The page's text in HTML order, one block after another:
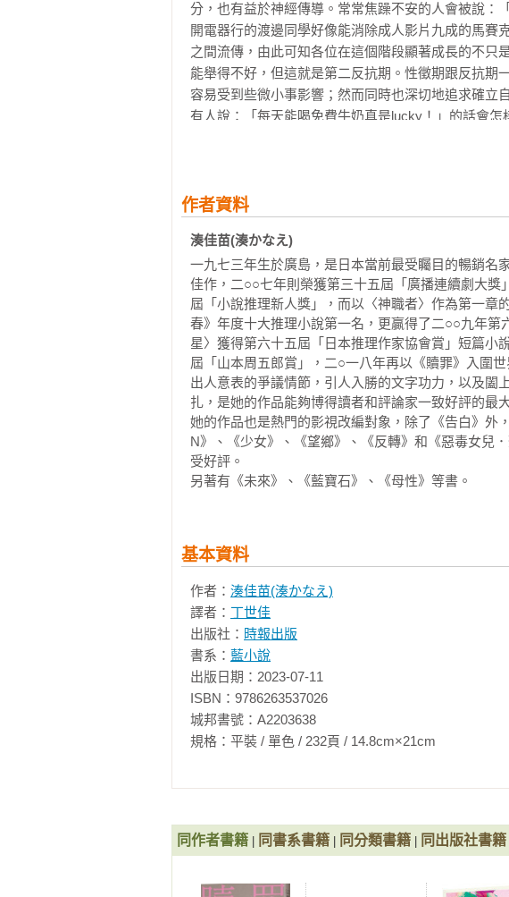
分，也有益於神經傳導。常常焦躁不安的人會被說：
開電器行的渡邊同學好像能消除成人影片九成的馬賽
之間流傳，由此可知各位在這個階段顯著成長的不只
能舉得不好，但這就是第二反抗期。性徵期跟反抗期
容易受到些微小事影響；然而同時也深切地追求確立
有人說：「每天能喝免費牛奶真是lucky！」的話會
個，或許你們一時之間腦子還轉不過來。雖然如此
牛奶的話題先放在一邊，我這個月就辭職了。「要去
們。「辭職是因為那件事嗎？」是的。最後我有些話
＊
到了辭職的關頭，反而再度思考「老師」到底是什麼
之所以當老師，並不是因為有改變我人生的恩師之類
都說女孩子念什麼書，不要升學算了。但是我喜歡念
了。我覺得應該不是因為成績好，而是家境比我想像
修喜歡的化學，一面在補習班打工當講師。有些大人
我看來，讓爸媽低頭求你升學，真是太幸福了。大四
究，但想有份安定生活的心情還是佔了上風。而且如
是我毫不遲疑地參加了教師資格考試。「這動機不純
決心要做的話就要把教師的工作全做好。藉口說找不
呢？」因為我認為既然要進入教育界，就要挑戰義務
關注無處可逃的孩子們。當時我有那種志向。我也有
田中同學、小川同學，這可不是笑點。
成為中學教師整八年，最初算是摸索學習吧，在城裡
附近氣氛悠閒的這所Ｓ中學教了四年，實際執了七年教
「那所Ｍ中學？」正是。最近常常上電視的櫻宮正義
啊。「妳認識他嗎？」姑且算認識吧，一起工作了三
這樣的熱血教師，所以你們對他的了解八成比我還清
下？」好吧，我沒什麼興趣所以就簡單說說。櫻宮老
年級的時候因為讓導師受傷而被退學。後來浪跡海外
子，就算不是本校的學生也都會上前勸說：「不要糟
麼熱心所以得到了「勸世鮮師」這個綽號，上電視啊
說？」去年年底，才三十三歲的他被醫生告知只剩下
作者資料
湊佳苗(湊かなえ)
一九七三年生於廣島，是日本當前最受矚目的暢銷名
佳作，二○○七年則榮獲第三十五屆「廣播連續劇大
屆「小說推理新人獎」，而以〈神職者〉作為第一章
春》年度十大推理小說第一名，更贏得了二○○九年第
星〉獲得第六十五屆「日本推理作家協會賞」短篇小
屆「山本周五郎賞」，二○一八年再以《贖罪》入圍
出人意表的爭議情節，引人入勝的文字功力，以及闔
扎，是她的作品能夠博得讀者和評論家一致好評的最
她的作品也是熱門的影視改編對象，除了《告白》外
N》、《少女》、《望鄉》、《反轉》和《惡毒女兒
受好評。
另著有《未來》、《藍寶石》、《母性》等書。
基本資料
作者： 湊佳苗(湊かなえ)
譯者： 丁世佳
出版社： 時報出版
書系： 藍小說
出版日期：2023-07-11
ISBN：9786263537026
城邦書號：A2203638
規格：平裝 / 單色 / 232頁 / 14.8cm×21cm
同作者書籍 同書系書籍 同分類書籍 同出版社書籍